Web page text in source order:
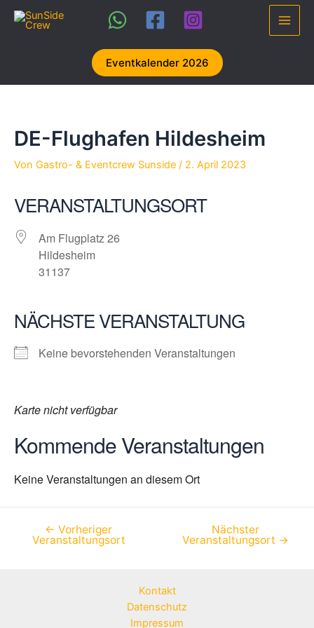
Inhalt
Main
Eventkalender 2026
DE-Flughafen Hildesheim
Von Gastro- & Eventcrew Sunside / 2. April 2023
VERANSTALTUNGSORT
Am Flugplatz 26
Hildesheim
31137
NÄCHSTE VERANSTALTUNG
Keine bevorstehenden Veranstaltungen
Karte nicht verfügbar
Kommende Veranstaltungen
Keine Veranstaltungen an diesem Ort
Beitragsnavigation
← Vorheriger
Veranstaltungsort
Nächster
Veranstaltungsort →
Kontakt
Datenschutz
Impressum